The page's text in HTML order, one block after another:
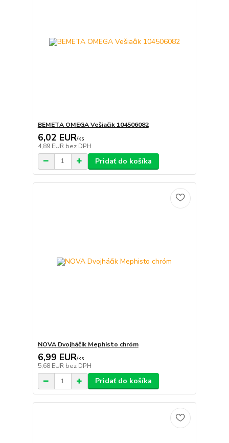
BEMETA OMEGA Vešiačik 104506082
6,02 EUR/ks
4,89 EUR bez DPH
Pridať do košíka
NOVA Dvojháčik Mephisto chróm
6,99 EUR/ks
5,68 EUR bez DPH
Pridať do košíka